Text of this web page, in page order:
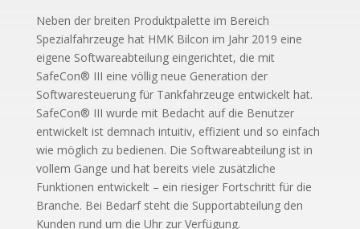
Neben der breiten Produktpalette im Bereich
Spezialfahrzeuge hat HMK Bilcon im Jahr 2019 eine
eigene Softwareabteilung eingerichtet, die mit
SafeCon® III eine völlig neue Generation der
Softwaresteuerung für Tankfahrzeuge entwickelt hat.
SafeCon® III wurde mit Bedacht auf die Benutzer
entwickelt ist demnach intuitiv, effizient und so einfach
wie möglich zu bedienen. Die Softwareabteilung ist in
vollem Gange und hat bereits viele zusätzliche
Funktionen entwickelt – ein riesiger Fortschritt für die
Branche. Bei Bedarf steht die Supportabteilung den
Kunden rund um die Uhr zur Verfügung.